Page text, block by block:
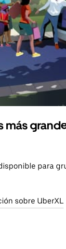
más
para
sobre UberXL